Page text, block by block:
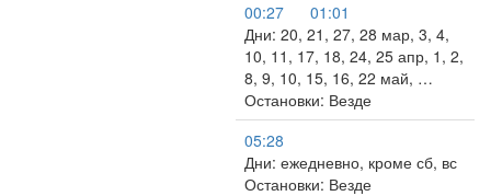
00:27
01:01
Дни: 20, 21, 27, 28 мар, 3, 4,
10, 11, 17, 18, 24, 25 апр, 1, 2,
8, 9, 10, 15, 16, 22 май, …
Остановки: Везде
05:28
Дни: ежедневно, кроме сб, вс
Остановки: Везде